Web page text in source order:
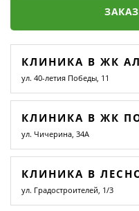
КЛИНИКА В ЖК
ул. 40-летия Победы, 11
КЛИНИКА В ЖК
ул. Чичерина, 34А
КЛИНИКА В
ул. Градостроителей, 1/3